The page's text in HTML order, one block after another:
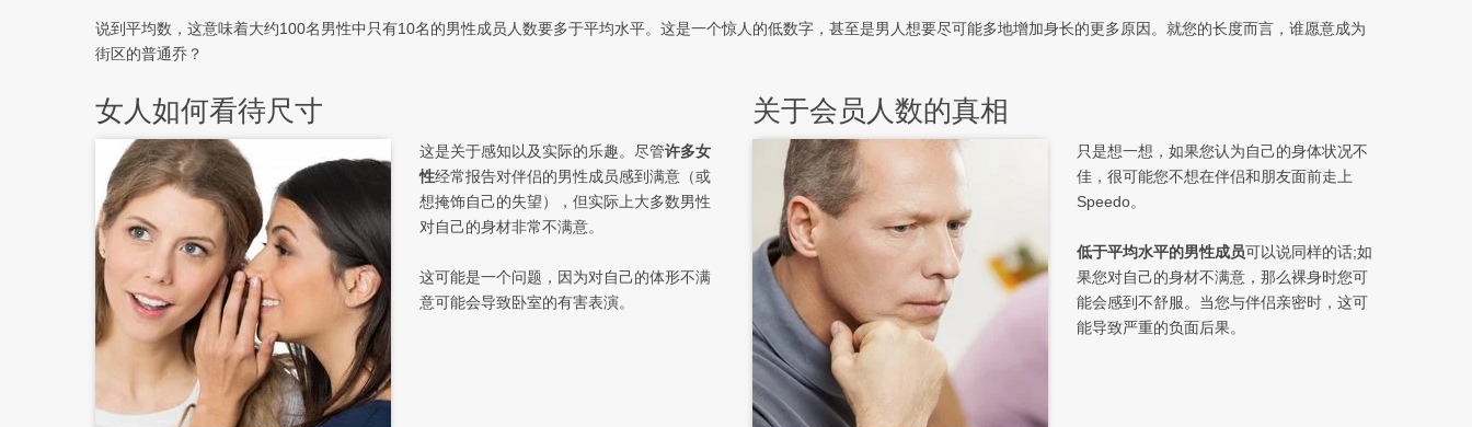
说到平均数，这意味着大约100名男性中只有10名的男性成员人数要多于平均水平。这是一个惊人的低数字，甚至是男人想要尽可能多地增加身长的更多原因。就您的长度而言，谁愿意成为
街区的普通乔？
女人如何看待尺寸
这是关于感知以及实际的乐趣。尽管许多女
性经常报告对伴侣的男性成员感到满意（或
想掩饰自己的失望），但实际上大多数男性
对自己的身材非常不满意。
这可能是一个问题，因为对自己的体形不满
意可能会导致卧室的有害表演。
关于会员人数的真相
只是想一想，如果您认为自己的身体状况不
佳，很可能您不想在伴侣和朋友面前走上
Speedo。
低于平均水平的男性成员可以说同样的话;如
果您对自己的身材不满意，那么裸身时您可
能会感到不舒服。当您与伴侣亲密时，这可
能导致严重的负面后果。